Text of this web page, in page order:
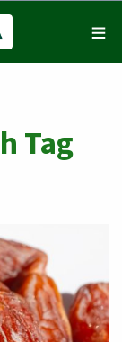
Tag